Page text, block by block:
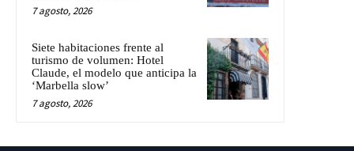
7 agosto, 2026
Siete habitaciones frente al
turismo de volumen: Hotel
Claude, el modelo que anticipa la
‘Marbella slow’
7 agosto, 2026